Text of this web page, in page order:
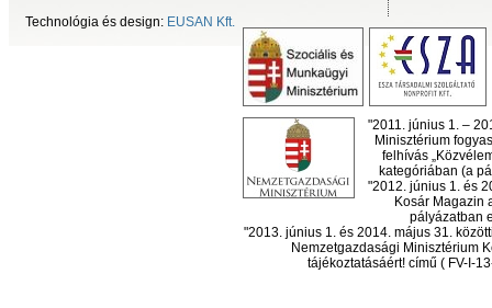
Technológia és design: EUSAN Kft.
"2011. június 1. –
Minisztérium
felhívás
kategóriában (a
"2012. június 1. és
Kosár Magazin
pályázatban
"2013. június 1. és 2014. május 31.
Nemzetgazdasági Minisztérium
tájékoztatásáért! című ( FV-I-